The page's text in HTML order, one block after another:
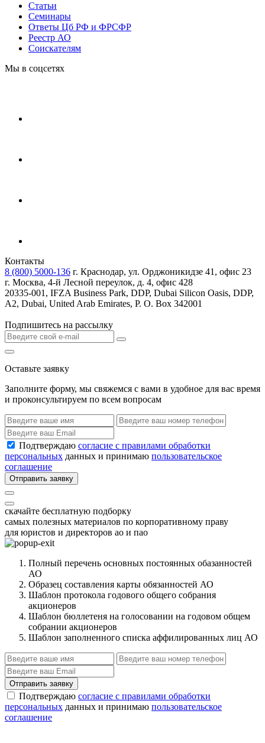
Статьи
Cеминары
Ответы Цб РФ и ФРСФР
Реестр АО
Соискателям
Мы в соцсетях
Контакты
8 (800) 5000-136 г. Краснодар, ул. Орджоникидзе 41, офис 23
г. Москва, 4-й Лесной переулок, д. 4, офис 428
20335-001, IFZA Business Park, DDP, Dubai Silicon Oasis, DDP,
A2, Dubai, United Arab Emirates, P. O. Box 342001
Подпишитесь на рассылку
Оставьте заявку
Заполните форму, мы свяжемся с вами в удобное для вас время
и проконсультируем по всем вопросам
Подтверждаю согласие с правилами обработки
персональных данных и принимаю пользовательское
соглашение
Отправить заявку
скачайте бесплатную подборку
самых полезных материалов по корпоративному праву
для юристов и директоров ао и пао
Полный перечень основных постоянных обазанностей
АО
Образец составления карты обязанностей АО
Шаблон протокола годового общего собрания
акционеров
Шаблон бюллетеня на голосовании на годовом общем
собрании акционеров
Шаблон заполненного списка аффилированных лиц АО
Отправить заявку
Подтверждаю согласие с правилами обработки
персональных данных и принимаю пользовательское
соглашение